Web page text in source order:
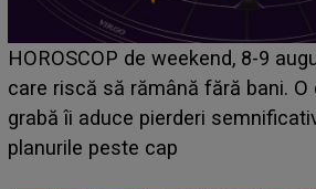
Emanuel a ținut ACEST DETALIU
acum! În fața Alexandrei,
face o MĂRTURISIRE
sa: "I-am spus și ei în față, eu nu